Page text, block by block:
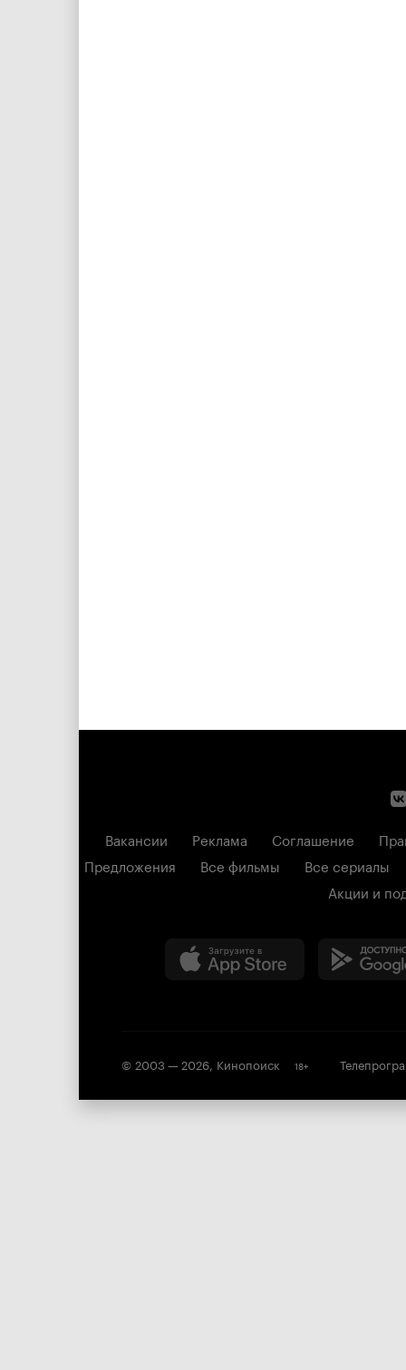
Вакансии Реклама Соглашение
Предложения
Все фильмы
Все сериалы
Акции и
© 2003 — 2026, Кинопоиск 18+